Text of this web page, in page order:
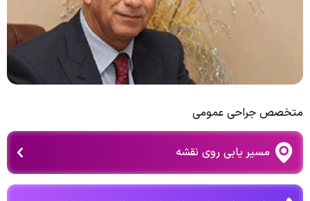
متخصص جراحی عمومی
مسیر یابی روی نقشه